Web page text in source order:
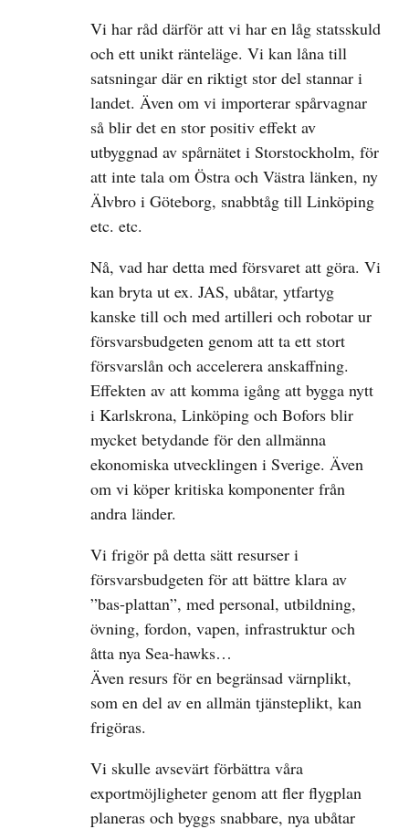
Vi har råd därför att vi har en låg statsskuld
och ett unikt ränteläge. Vi kan låna till
satsningar där en riktigt stor del stannar i
landet. Även om vi importerar spårvagnar
så blir det en stor positiv effekt av
utbyggnad av spårnätet i Storstockholm, för
att inte tala om Östra och Västra länken, ny
Älvbro i Göteborg, snabbtåg till Linköping
etc. etc.
Nå, vad har detta med försvaret att göra. Vi
kan bryta ut ex. JAS, ubåtar, ytfartyg
kanske till och med artilleri och robotar ur
försvarsbudgeten genom att ta ett stort
försvarslån och accelerera anskaffning.
Effekten av att komma igång att bygga nytt
i Karlskrona, Linköping och Bofors blir
mycket betydande för den allmänna
ekonomiska utvecklingen i Sverige. Även
om vi köper kritiska komponenter från
andra länder.
Vi frigör på detta sätt resurser i
försvarsbudgeten för att bättre klara av
”bas-plattan”, med personal, utbildning,
övning, fordon, vapen, infrastruktur och
åtta nya Sea-hawks…
Även resurs för en begränsad värnplikt,
som en del av en allmän tjänsteplikt, kan
frigöras.
Vi skulle avsevärt förbättra våra
exportmöjligheter genom att fler flygplan
planeras och byggs snabbare, nya ubåtar